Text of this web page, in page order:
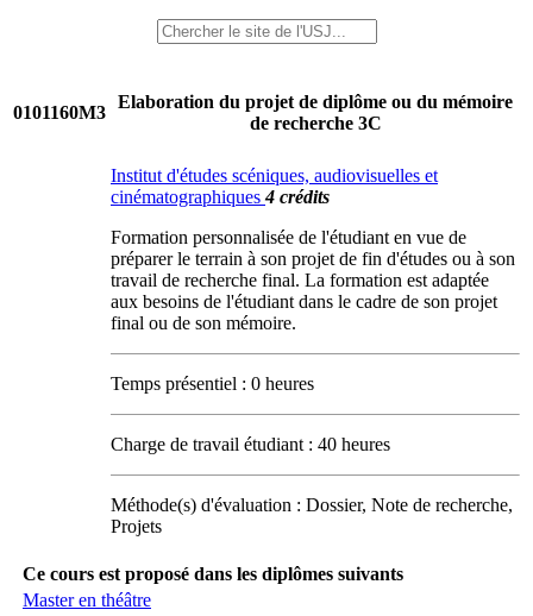
0101160M3
Elaboration du projet de diplôme ou du mémoire
de recherche 3C
Institut d'études scéniques, audiovisuelles et
cinématographiques4 crédits
Formation personnalisée de l'étudiant en vue de
préparer le terrain à son projet de fin d'études ou à son
travail de recherche final. La formation est adaptée
aux besoins de l'étudiant dans le cadre de son projet
final ou de son mémoire.
Temps présentiel : 0 heures
Charge de travail étudiant : 40 heures
Méthode(s) d'évaluation : Dossier, Note de recherche,
Projets
Ce cours est proposé dans les diplômes suivants
Master en théâtre